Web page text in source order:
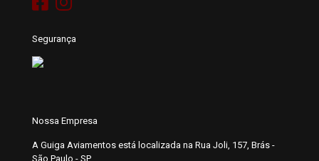
Segurança
Nossa Empresa
A Guiga Aviamentos está localizada na Rua Joli, 157, Brás -
São Paulo - SP